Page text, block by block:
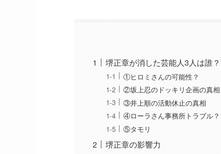
堺正章が消した芸能人3人は誰
①ヒロミさんの可能性？
②坂上忍のドッキリ企画の真相
③井上順の活動休止の真相
④ローラさん事務所トラブル？
⑤タモリ
堺正章の影響力